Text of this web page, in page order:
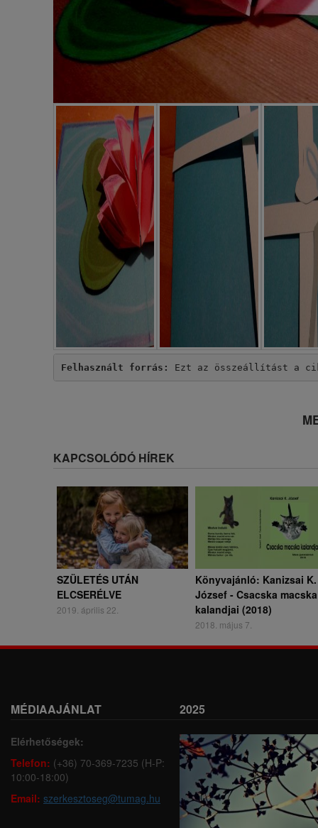
Felhasznált forrás: Ezt az összeállítást a
KAPCSOLÓDÓ HÍREK
SZÜLETÉS UTÁN
ELCSERÉLVE
2019. április 22.
Könyvajánló: Kanizsai K.
József - Csacska macska
kalandjai (2018)
2018. május 7.
MÉDIAAJÁNLAT
Elérhetőségek:
Telefon: (+36) 70-369-7235 (H-P:
10:00-18:00)
Email: szerkesztoseg@tumag.hu
2025